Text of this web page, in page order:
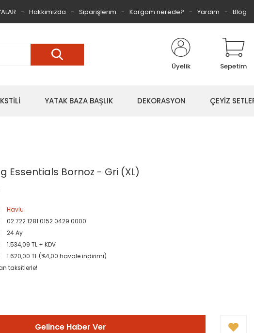
Hakkımızda Siparişlerim Kargom nerede? Yardım Blog
Üyelik Sepetim
YATAK BAZA BAŞLIK DEKORASYON ÇEYİZ
Essentials Bornoz - Gri (XL)
Havlu
02.722.1281.0152.0429.0000.
24 Ay
1.534,09 TL + KDV
1.620,00 TL (%4,00 havale indirimi)
taksitlerle!
Gelince Haber Ver